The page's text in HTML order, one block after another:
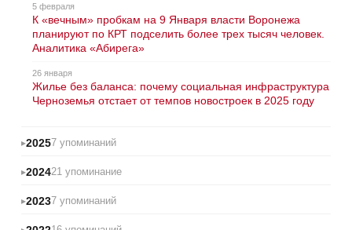
5 февраля
К «вечным» пробкам на 9 Января власти Воронежа
планируют по КРТ подселить более трех тысяч человек.
Аналитика «Абирега»
26 января
Жилье без баланса: почему социальная инфраструктура
Черноземья отстает от темпов новостроек в 2025 году
20257 упоминаний
202421 упоминание
20237 упоминаний